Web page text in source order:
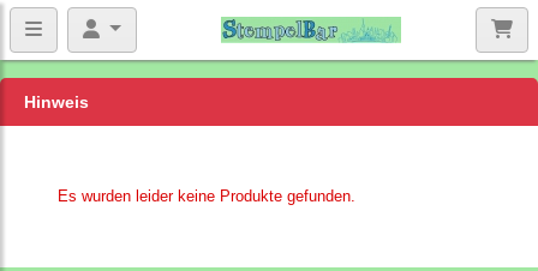
Hinweis
Es wurden leider keine Produkte gefunden.